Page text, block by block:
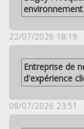
22/07/2026 18:19
Entreprise de
d'expérience
08/07/2026 23:51